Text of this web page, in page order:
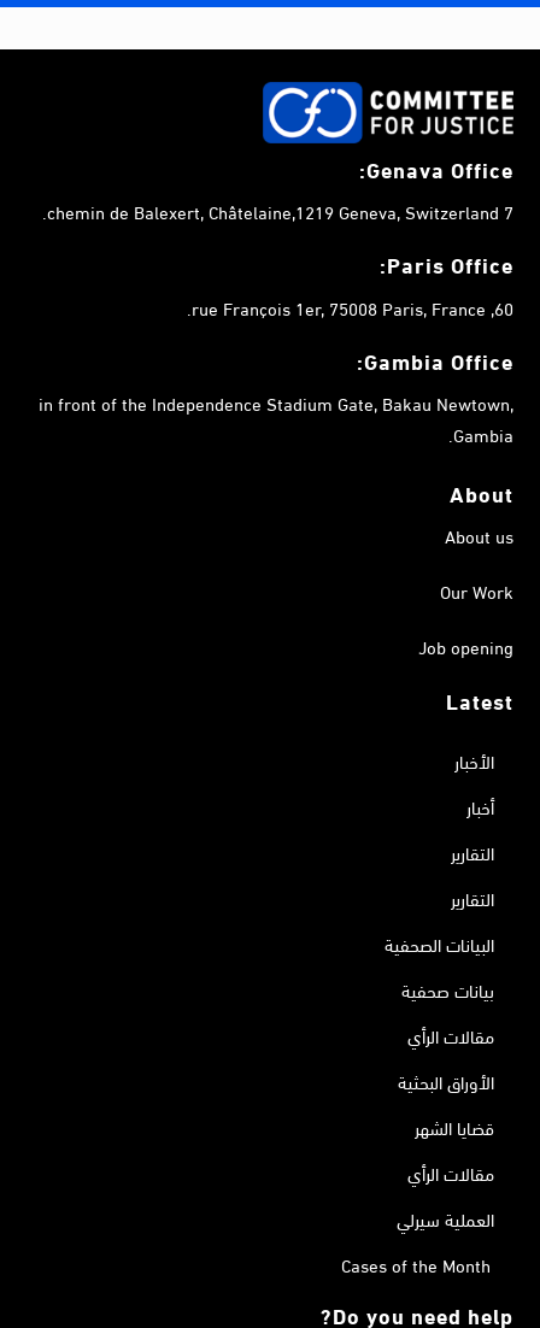
Genava Office:
7 chemin de Balexert, Châtelaine,1219 Geneva, Switzerland.
Paris Office:
60, rue François 1er, 75008 Paris, France.
Gambia Office:
in front of the Independence Stadium Gate, Bakau Newtown,
Gambia.
About
About us
Our Work
Job opening
Latest
الأخبار
أخبار
التقارير
التقارير
البيانات الصحفية
بيانات صحفية
مقالات الرأي
الأوراق البحثية
قضايا الشهر
مقالات الرأي
العملية سيرلي
Cases of the Month
Do you need help?